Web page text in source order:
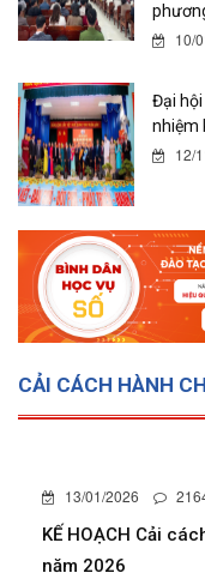
10/
Đại hội
nhiệm
12/
CẢI CÁCH HÀNH
13/01/2026
KẾ HOẠCH Cải
năm 2026